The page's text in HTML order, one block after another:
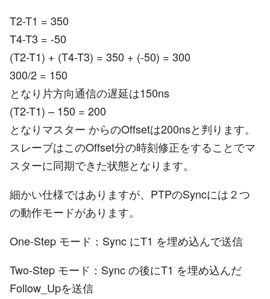
T2-T1 = 350
T4-T3 = -50
(T2-T1) + (T4-T3) = 350 + (-50) = 300
300/2 = 150
となり片方向通信の遅延は150ns
(T2-T1) – 150 = 200
となりマスター からのOffsetは200nsと判ります。
スレーブはこのOffset分の時刻修正をすることでマ
スターに同期できた状態となります。
細かい仕様ではありますが、PTPのSyncには２つ
の動作モードがあります。
One-Step モード：Sync にT1 を埋め込んで送信
Two-Step モード：Sync の後にT1 を埋め込んだ
Follow_Upを送信